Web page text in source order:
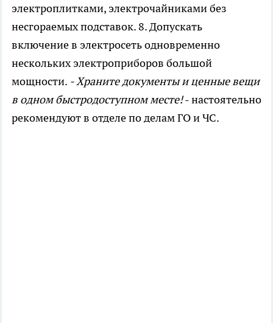
электроплитками, электрочайниками без
несгораемых подставок. 8. Допускать
включение в электросеть одновременно
нескольких электроприборов большой
мощности. - Храните документы и ценные вещи
в одном быстродоступном месте!- настоятельно
рекомендуют в отделе по делам ГО и ЧС.